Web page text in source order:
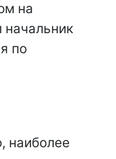
на
начальник
по
наиболее